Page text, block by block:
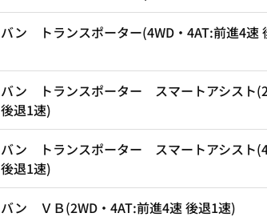
バン トランスポーター(4WD・4AT:前進4速
バン トランスポーター スマートアシスト
後退1速)
バン トランスポーター スマートアシスト
後退1速)
バン ＶＢ(2WD・4AT:前進4速 後退1速)